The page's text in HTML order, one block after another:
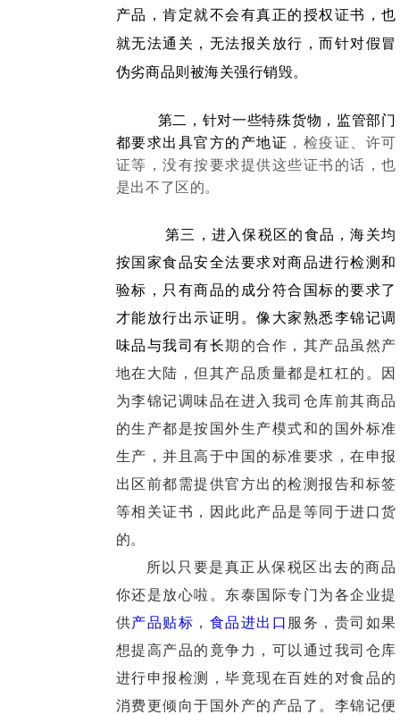
产品，肯定就不会有真正的授权证书，也
就无法通关，无法报关放行，而针对假冒
伪劣商品则被海关强行销毁。
第二，针对一些特殊货物，监管部门
都要求出具官方的产地证 ，检疫证、许可
证等，没有按要求提供这些证书的话，也
是出不了区的。
第三，进入保税区的食品，海关均
按国家食品安全法要求对商品进行检测和
验标，只有商品的成分符合国标的要求了
才能放行出示证明。像大家熟悉李锦记调
味品与我司有长期的合作，其产品虽然产
地在大陆，但其产品质量都是杠杠的。因
为李锦记调味品在进入我司仓库前其商品
的生产都是按国外生产模式和的国外标准
生产，并且高于中国的标准要求，在申报
出区前都需提供官方出的检测报告和标签
等相关证书，因此此产品是等同于进口货
的。
所以只要是真正从保税区出去的商品
你还是放心啦。东泰国际专门为各企业提
供产品贴标 ， 食品进出口 服务，贵司如果
想提高产品的竟争力，可以通过我司仓库
进行申报检测，毕竟现在百姓的对食品的
消费更倾向于国外产的产品了。李锦记便